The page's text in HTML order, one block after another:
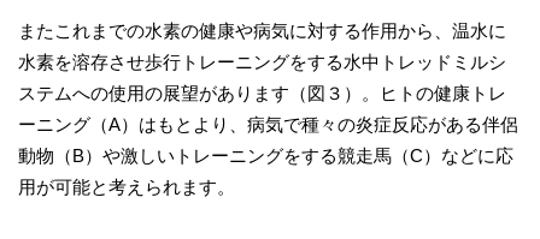
またこれまでの水素の健康や病気に対する作用から、温水に
水素を溶存させ歩行トレーニングをする水中トレッドミルシ
ステムへの使用の展望があります（図３）。ヒトの健康トレ
ーニング（A）はもとより、病気で種々の炎症反応がある伴侶
動物（B）や激しいトレーニングをする競走馬（C）などに応
用が可能と考えられます。